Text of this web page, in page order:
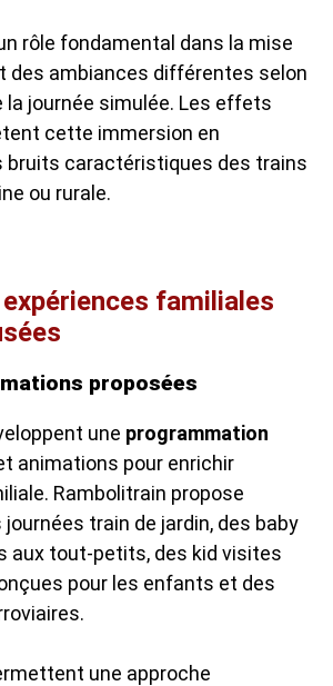
rôle fondamental dans la mise
des ambiances différentes selon
la journée simulée. Les effets
cette immersion en
bruits caractéristiques des trains
ou rurale.
familiales
proposées
une programmation
animations pour enrichir
Rambolitrain propose
train de jardin, des baby
aux tout-petits, des kid visites
pour les enfants et des
une approche